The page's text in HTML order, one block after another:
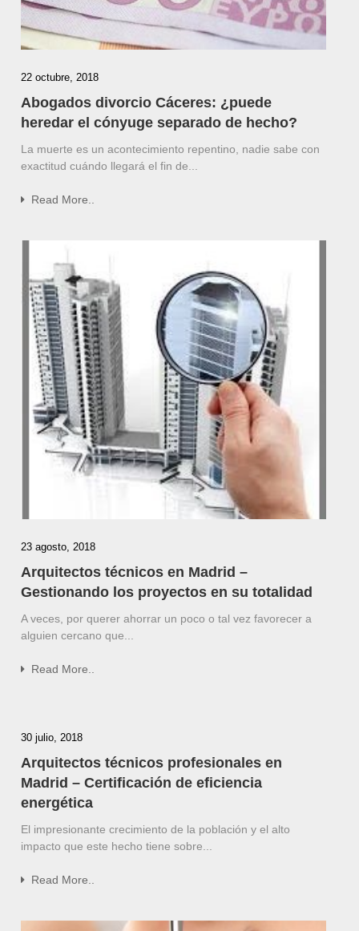
22 octubre, 2018
Abogados divorcio Cáceres: ¿puede
heredar el cónyuge separado de hecho?
La muerte es un acontecimiento repentino, nadie sabe con
exactitud cuándo llegará el fin de...
Read More..
23 agosto, 2018
Arquitectos técnicos en Madrid –
Gestionando los proyectos en su totalidad
A veces, por querer ahorrar un poco o tal vez favorecer a
alguien cercano que...
Read More..
30 julio, 2018
Arquitectos técnicos profesionales en
Madrid – Certificación de eficiencia
energética
El impresionante crecimiento de la población y el alto
impacto que este hecho tiene sobre...
Read More..